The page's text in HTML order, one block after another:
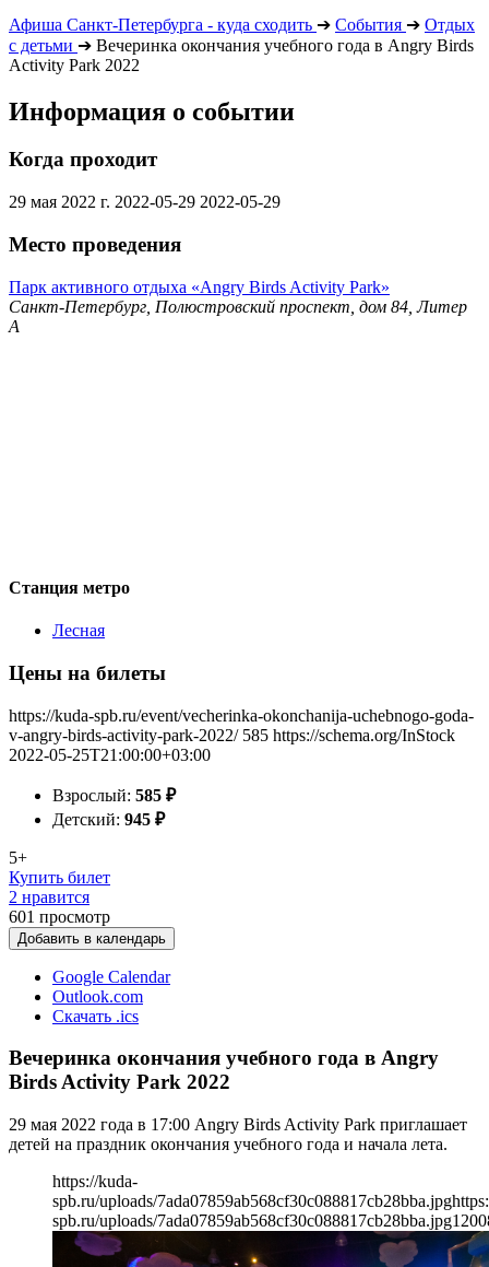
Афиша Санкт-Петербурга - куда сходить ➔ События ➔ Отдых
с детьми ➔ Вечеринка окончания учебного года в Angry Birds
Activity Park 2022
Информация о событии
Когда проходит
29 мая 2022 г. 2022-05-29 2022-05-29
Место проведения
Парк активного отдыха «Angry Birds Activity Park»
Санкт-Петербург, Полюстровский проспект, дом 84, Литер
А
Станция метро
Лесная
Цены на билеты
https://kuda-spb.ru/event/vecherinka-okonchanija-uchebnogo-goda-
v-angry-birds-activity-park-2022/ 585 https://schema.org/InStock
2022-05-25T21:00:00+03:00
Взрослый: 585 ₽
Детский: 945 ₽
5+
Купить билет
2 нравится
601 просмотр
Добавить в календарь
Google Calendar
Outlook.com
Скачать .ics
Вечеринка окончания учебного года в Angry
Birds Activity Park 2022
29 мая 2022 года в 17:00 Angry Birds Activity Park приглашает
детей на праздник окончания учебного года и начала лета.
https://kuda-
spb.ru/uploads/7ada07859ab568cf30c088817cb28bba.jpg
spb.ru/uploads/7ada07859ab568cf30c088817cb28bba.jpg1200